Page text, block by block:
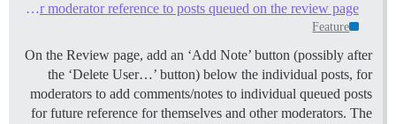
Suggestion: Add comments/notes for moderator reference to posts queued on the review page
Feature
On the Review page, add an ‘Add Note’ button (possibly after
the ‘Delete User…’ button) below the individual posts, for
moderators to add comments/notes to individual queued posts
for future reference for themselves and other moderators. The